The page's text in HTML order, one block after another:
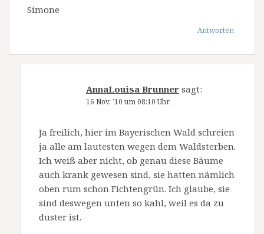
Simone
Antworten
AnnaLouisa Brunner sagt:
16 Nov. ’10 um 08:10 Uhr
Ja freilich, hier im Bayerischen Wald schreien
ja alle am lautesten wegen dem Waldsterben.
Ich weiß aber nicht, ob genau diese Bäume
auch krank gewesen sind, sie hatten nämlich
oben rum schon Fichtengrün. Ich glaube, sie
sind deswegen unten so kahl, weil es da zu
duster ist.